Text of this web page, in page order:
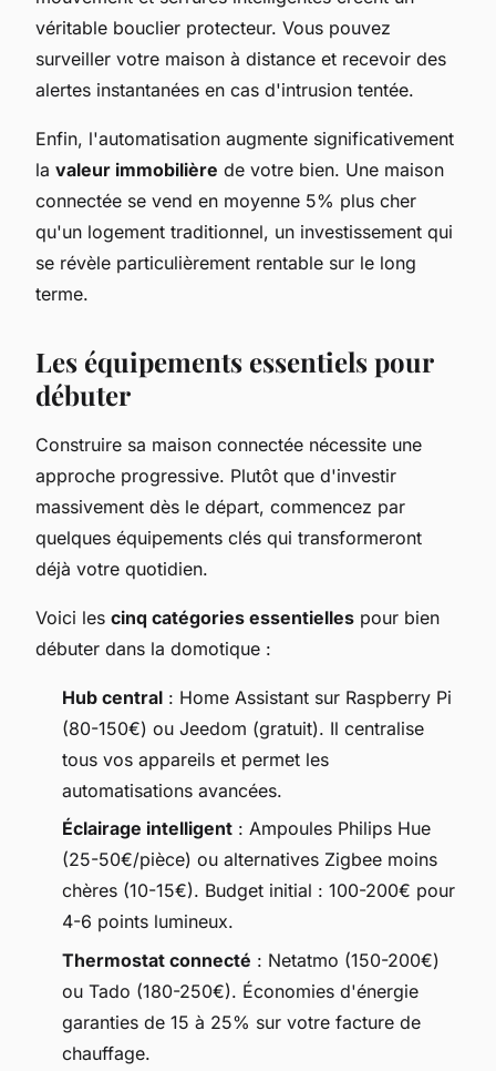
véritable bouclier protecteur. Vous pouvez
surveiller votre maison à distance et recevoir des
alertes instantanées en cas d'intrusion tentée.
Enfin, l'automatisation augmente significativement
la valeur immobilière de votre bien. Une maison
connectée se vend en moyenne 5% plus cher
qu'un logement traditionnel, un investissement qui
se révèle particulièrement rentable sur le long
terme.
Les équipements essentiels pour
débuter
Construire sa maison connectée nécessite une
approche progressive. Plutôt que d'investir
massivement dès le départ, commencez par
quelques équipements clés qui transformeront
déjà votre quotidien.
Voici les cinq catégories essentielles pour bien
débuter dans la domotique :
Hub central : Home Assistant sur Raspberry Pi
(80-150€) ou Jeedom (gratuit). Il centralise
tous vos appareils et permet les
automatisations avancées.
Éclairage intelligent : Ampoules Philips Hue
(25-50€/pièce) ou alternatives Zigbee moins
chères (10-15€). Budget initial : 100-200€ pour
4-6 points lumineux.
Thermostat connecté : Netatmo (150-200€)
ou Tado (180-250€). Économies d'énergie
garanties de 15 à 25% sur votre facture de
chauffage.